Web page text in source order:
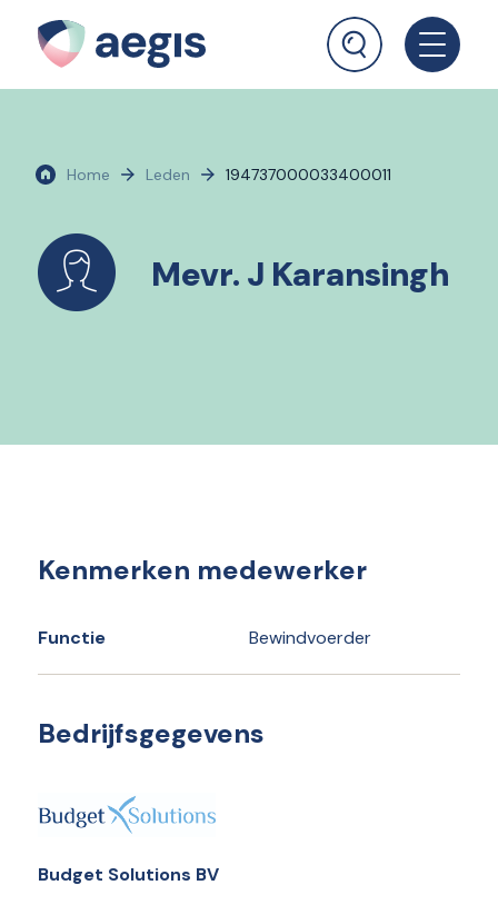
Home Leden 194737000033400011
Mevr. J Karansingh
Kenmerken medewerker
Functie Bewindvoerder
Bedrijfsgegevens
Budget Solutions BV